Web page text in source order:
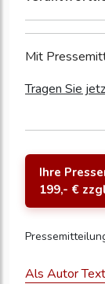
Mit
Tragen Sie
Ihre
199,- €
Als Autor